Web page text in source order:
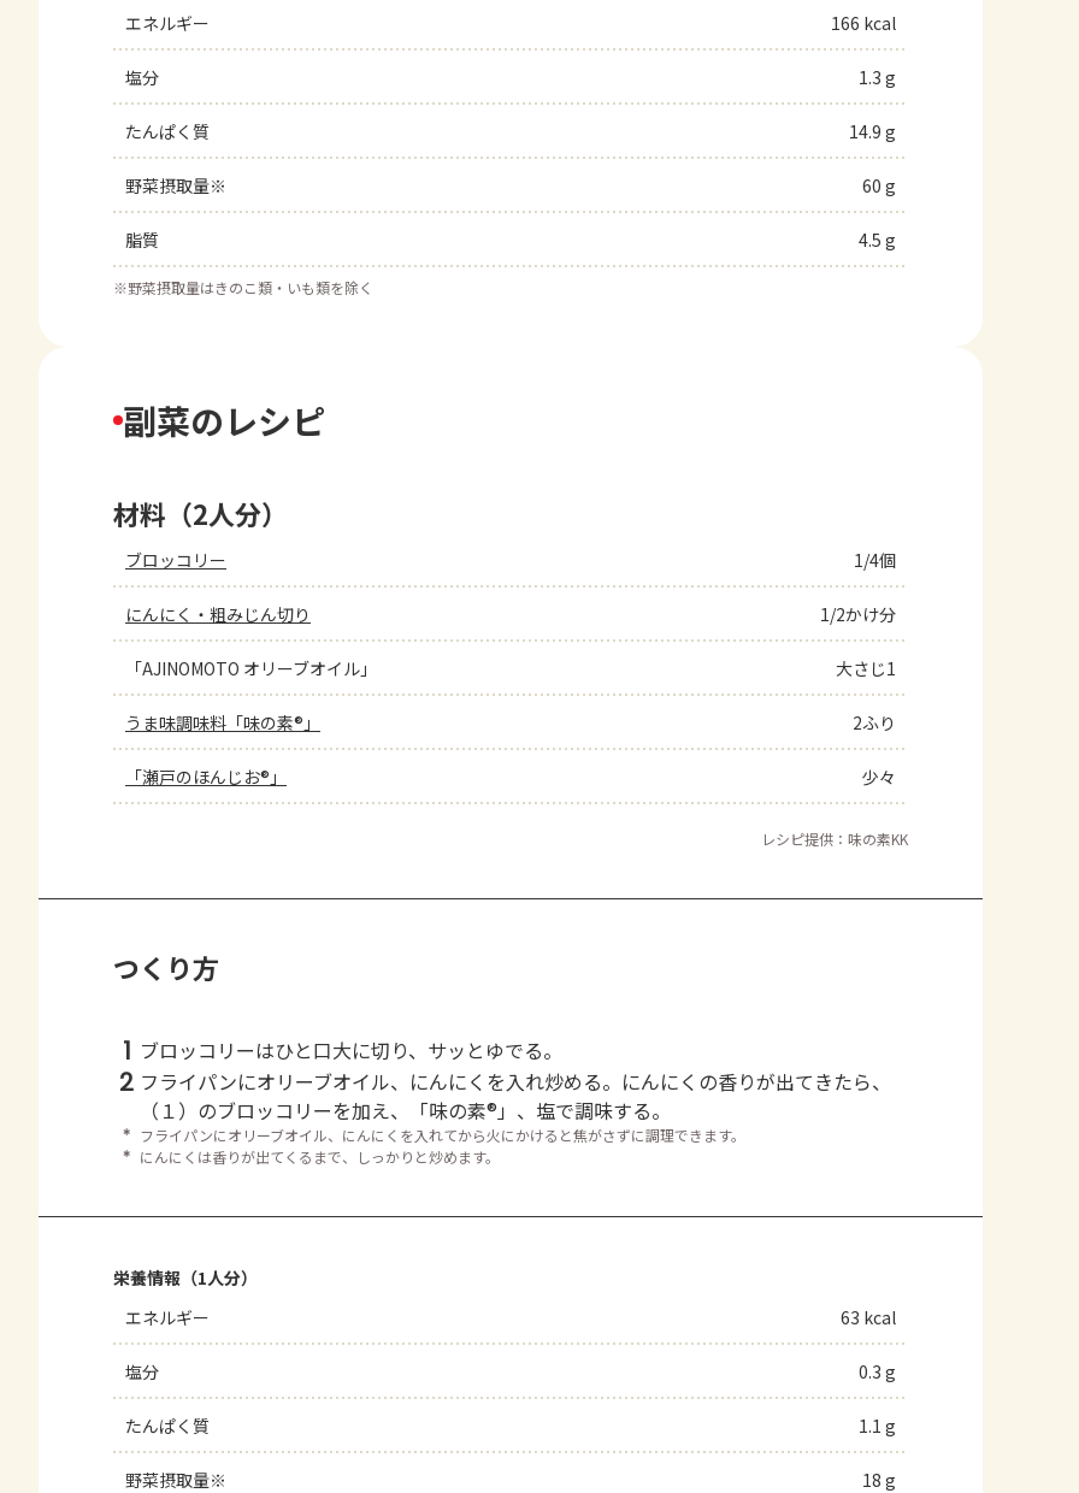
エネルギー
166 kcal
塩分 1.3 g
たんぱく質 14.9 g
野菜摂取量※ 60 g
脂質 4.5 g
※野菜摂取量はきのこ類・いも類を除く
副菜のレシピ
材料（2人分）
ブロッコリー 1/4個
にんにく・粗みじん切り 1/2かけ分
「AJINOMOTO オリーブオイル」 大さじ1
うま味調味料「味の素®」 2ふり
「瀬戸のほんじお®」 少々
レシピ提供：味の素KK
つくり方
1 ブロッコリーはひと口大に切り、サッとゆでる。
2 フライパンにオリーブオイル、にんにくを入れ炒める。にんにくの香りが出てきたら、
（１）のブロッコリーを加え、「味の素®」、塩で調味する。
＊ フライパンにオリーブオイル、にんにくを入れてから火にかけると焦がさずに調理できます。
＊ にんにくは香りが出てくるまで、しっかりと炒めます。
栄養情報（1人分）
エネルギー
63 kcal
塩分 0.3 g
たんぱく質 1.1 g
野菜摂取量※ 18 g